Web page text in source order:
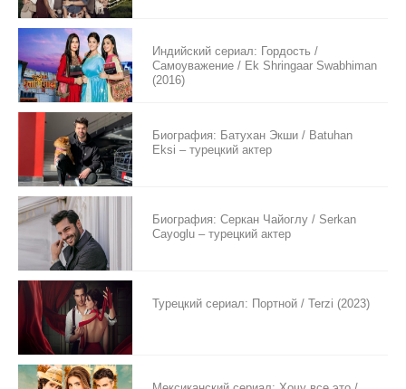
Индийский сериал: Гордость /
Самоуважение / Ek Shringaar Swabhiman
(2016)
Биография: Батухан Экши / Batuhan
Eksi – турецкий актер
Биография: Серкан Чайоглу / Serkan
Cayoglu – турецкий актер
Турецкий сериал: Портной / Terzi (2023)